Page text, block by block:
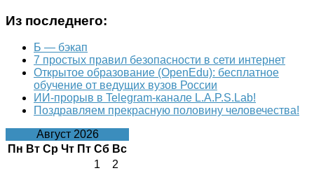
Из последнего:
Б — бэкап
7 простых правил безопасности в сети интернет
Открытое образование (OpenEdu): бесплатное
обучение от ведущих вузов России
ИИ-прорыв в Telegram-канале L.A.P.S.Lab!
Поздравляем прекрасную половину человечества!
Август 2026
Пн Вт Ср Чт Пт Сб Вс
1
2